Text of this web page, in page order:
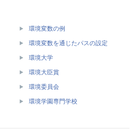
環境変数の例
環境変数を通じたパスの設定
環境大学
環境大臣賞
環境委員会
環境学園専門学校